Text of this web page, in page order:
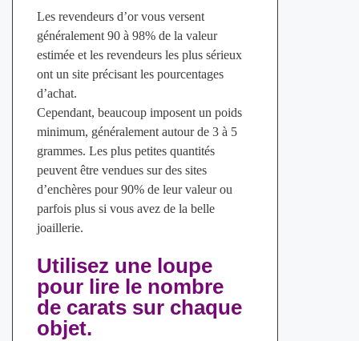
Les revendeurs d’or vous versent
généralement 90 à 98% de la valeur
estimée et les revendeurs les plus sérieux
ont un site précisant les pourcentages
d’achat.
Cependant, beaucoup imposent un poids
minimum, généralement autour de 3 à 5
grammes. Les plus petites quantités
peuvent être vendues sur des sites
d’enchères pour 90% de leur valeur ou
parfois plus si vous avez de la belle
joaillerie.
Utilisez une loupe
pour lire le nombre
de carats sur chaque
objet.